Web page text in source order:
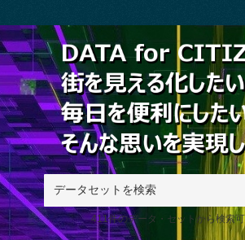
411件のデータ・セットから検索